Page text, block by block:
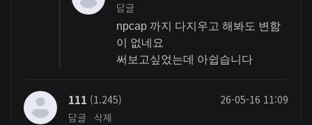
답글
npcap 까지 다지우고 해봐도 변함
이 없네요
써보고싶었는데 아쉽습니다
111 (1.245)
26-05-16 11:09
답글 삭제